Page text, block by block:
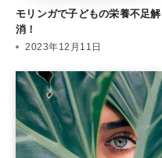
モリンガで子どもの栄養不足解
消！
2023年12月11日